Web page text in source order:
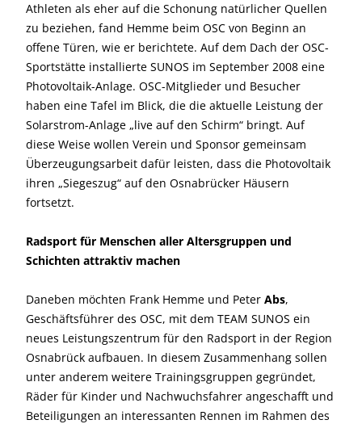
Athleten als eher auf die Schonung natürlicher Quellen
zu beziehen, fand Hemme beim OSC von Beginn an
offene Türen, wie er berichtete. Auf dem Dach der OSC-
Sportstätte installierte SUNOS im September 2008 eine
Photovoltaik-Anlage. OSC-Mitglieder und Besucher
haben eine Tafel im Blick, die die aktuelle Leistung der
Solarstrom-Anlage „live auf den Schirm“ bringt. Auf
diese Weise wollen Verein und Sponsor gemeinsam
Überzeugungsarbeit dafür leisten, dass die Photovoltaik
ihren „Siegeszug“ auf den Osnabrücker Häusern
fortsetzt.
Radsport für Menschen aller Altersgruppen und
Schichten attraktiv machen
Daneben möchten Frank Hemme und Peter Abs,
Geschäftsführer des OSC, mit dem TEAM SUNOS ein
neues Leistungszentrum für den Radsport in der Region
Osnabrück aufbauen. In diesem Zusammenhang sollen
unter anderem weitere Trainingsgruppen gegründet,
Räder für Kinder und Nachwuchsfahrer angeschafft und
Beteiligungen an interessanten Rennen im Rahmen des